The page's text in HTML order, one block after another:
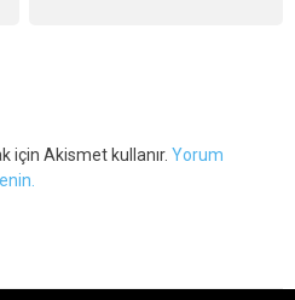
için Akismet kullanır. Yorum